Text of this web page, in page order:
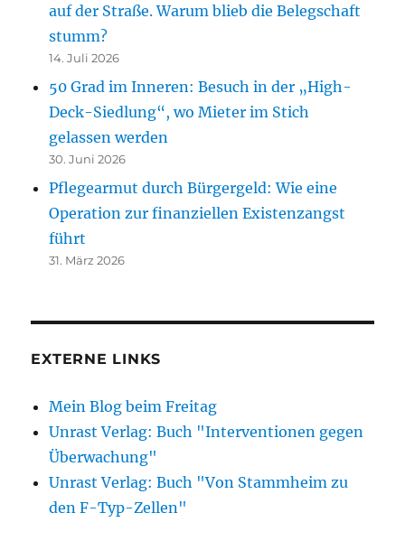
auf der Straße. Warum blieb die Belegschaft
stumm?
14. Juli 2026
50 Grad im Inneren: Besuch in der „High-
Deck-Siedlung“, wo Mieter im Stich
gelassen werden
30. Juni 2026
Pflegearmut durch Bürgergeld: Wie eine
Operation zur finanziellen Existenzangst
führt
31. März 2026
EXTERNE LINKS
Mein Blog beim Freitag
Unrast Verlag: Buch "Interventionen gegen
Überwachung"
Unrast Verlag: Buch "Von Stammheim zu
den F-Typ-Zellen"